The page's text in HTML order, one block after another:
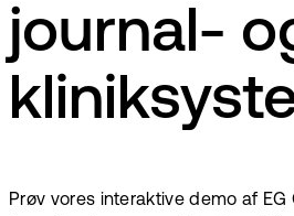
journal-
Prøv vores interaktive demo af EG